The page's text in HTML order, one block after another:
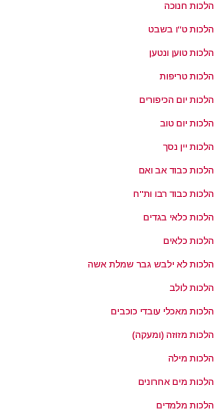
הלכות חנוכה
הלכות ט''ו בשבט
הלכות טוען ונטען
הלכות טריפות
הלכות יום הכיפורים
הלכות יום טוב
הלכות יין נסך
הלכות כבוד אב ואם
הלכות כבוד רבו ות''ח
הלכות כלאי בגדים
הלכות כלאים
הלכות לא ילבש גבר שמלת אשה
הלכות לולב
הלכות מאכלי עובדי כוכבים
הלכות מזוזה (ומעקה)
הלכות מילה
הלכות מים אחרונים
הלכות מלמדים